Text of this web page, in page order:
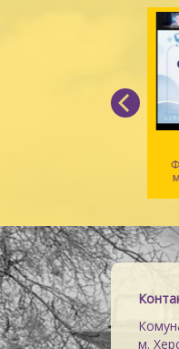
м.